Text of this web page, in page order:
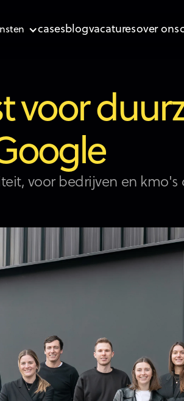
casesblogvacaturesover ons
voor
voor bedrijven en